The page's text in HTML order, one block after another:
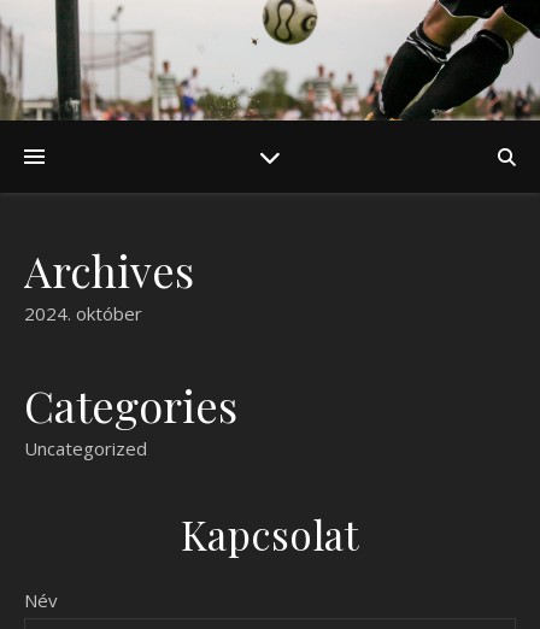
Archives
2024. október
Categories
Uncategorized
Kapcsolat
Név